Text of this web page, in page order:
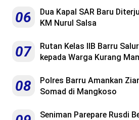
06
Dua Kapal SAR Baru
KM Nurul Salsa
07
Rutan Kelas IIB Barru
kepada Warga Kurang
08
Polres Barru Amankan
Somad di Mangkoso
Seniman Parepare Rusdi